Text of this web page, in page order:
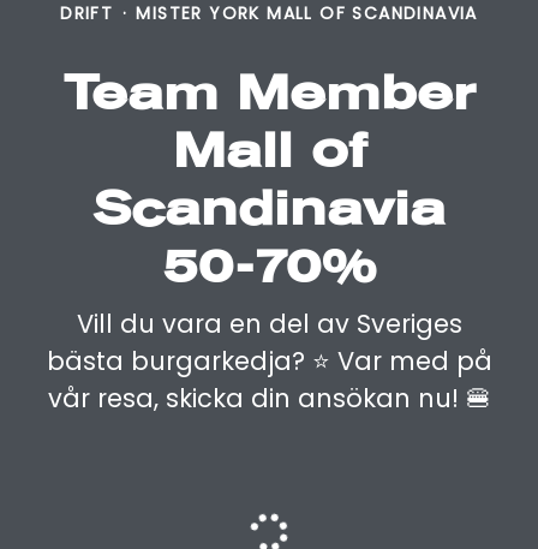
DRIFT · MISTER YORK MALL OF SCANDINAVIA
Team Member
Mall of
Scandinavia
50-70%
Vill du vara en del av Sveriges
bästa burgarkedja? ⭐️ Var med på
vår resa, skicka din ansökan nu! 🍔